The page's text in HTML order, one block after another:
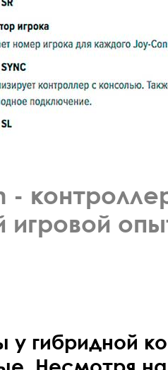
-
игровой
у гибридной